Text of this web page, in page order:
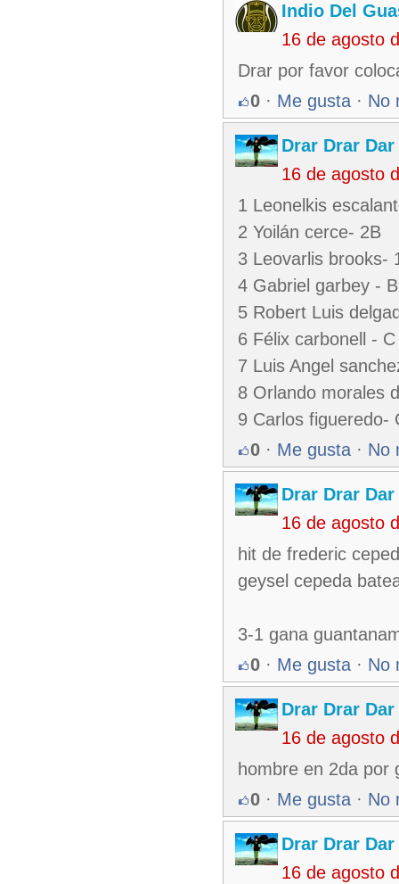
Indio Del
16 de agosto
Drar por favor
0 · Me gusta · No
Drar Drar Dar
16 de agosto
1 Leonelkis
2 Yoilán cerce- 2B
3 Leovarlis brooks-
4 Gabriel garbey -
5 Robert Luis
6 Félix carbonell - C
7 Luis Angel
8 Orlando morales
9 Carlos figueredo-
0 · Me gusta · No
Drar Drar Dar
16 de agosto
hit de frederic
geysel cepeda
3-1 gana
0 · Me gusta · No
Drar Drar Dar
16 de agosto
hombre en 2da por
0 · Me gusta · No
Drar Drar Dar
16 de agosto